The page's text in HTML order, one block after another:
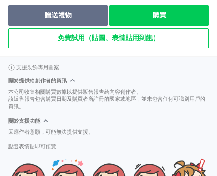
贈送禮物 購買
免費試用（貼圖、表情貼用到飽）
支援裝飾專用圖案
關於提供給創作者的資訊
本公司收集相關購買數據以提供販售報告給內容創作者。
該販售報告包含購買日期及購買者所註冊的國家或地區，並未包含任何可識別用戶的
資訊。
關於支援功能
因應作者意願，可能無法提供支援。
點選表情貼即可預覽